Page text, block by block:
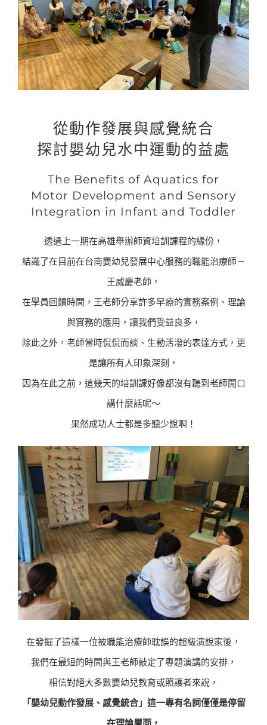
從動作發展與感覺統合
探討嬰幼兒水中運動的益處
The Benefits of Aquatics for
Motor Development and Sensory
Integration in Infant and Toddler
透過上一期在高雄舉辦師資培訓課程的緣份，
結識了在目前在台南嬰幼兒發展中心服務的職能治療師－
王威慶老師，
在學員回饋時間，王老師分享許多早療的實務案例、理論
與實務的應用，讓我們受益良多，
除此之外，老師當時侃侃而談、生動活潑的表達方式，更
是讓所有人印象深刻，
因為在此之前，這幾天的培訓課好像都沒有聽到老師開口
講什麼話呢～
果然成功人士都是多聽少說啊！
在發掘了這樣一位被職能治療師耽誤的超級演說家後，
我們在最短的時間與王老師敲定了專題演講的安排，
相信對絕大多數嬰幼兒教育或照護者來說，
「嬰幼兒動作發展、感覺統合」這一專有名詞僅僅是停留